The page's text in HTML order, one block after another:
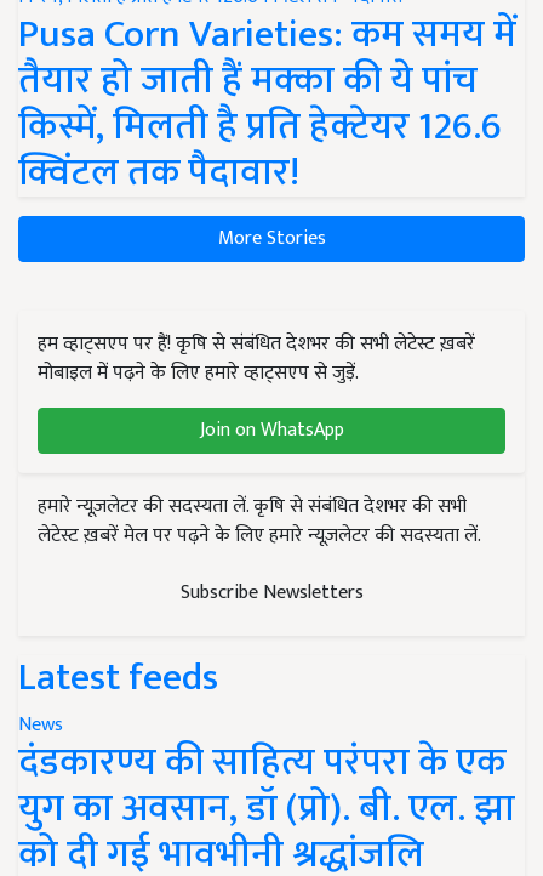
Pusa Corn Varieties: कम समय में
तैयार हो जाती हैं मक्का की ये पांच
किस्में, मिलती है प्रति हेक्टेयर 126.6
क्विंटल तक पैदावार!
More Stories
हम व्हाट्सएप पर हैं! कृषि से संबंधित देशभर की सभी लेटेस्ट ख़बरें
मोबाइल में पढ़ने के लिए हमारे व्हाट्सएप से जुड़ें.
Join on WhatsApp
हमारे न्यूज़लेटर की सदस्यता लें. कृषि से संबंधित देशभर की सभी
लेटेस्ट ख़बरें मेल पर पढ़ने के लिए हमारे न्यूज़लेटर की सदस्यता लें.
Subscribe Newsletters
Latest feeds
News
दंडकारण्य की साहित्य परंपरा के एक
युग का अवसान, डॉ (प्रो). बी. एल. झा
को दी गई भावभीनी श्रद्धांजलि